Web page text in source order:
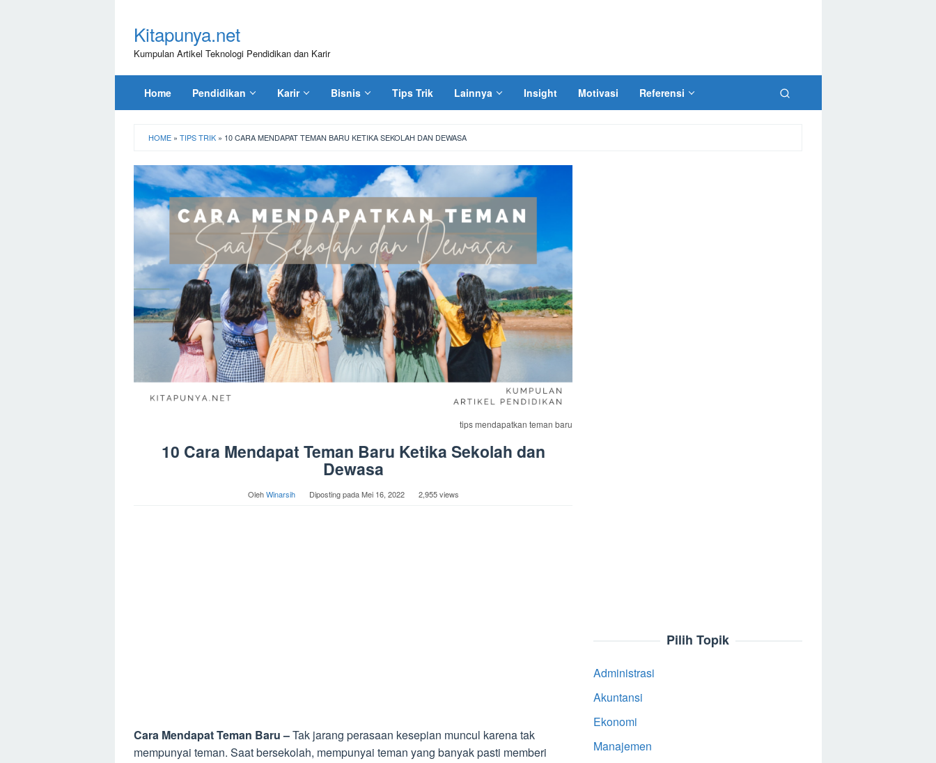
kontenKitapunya.net
Kumpulan Artikel Teknologi Pendidikan dan Karir
Home Pendidikan Karir Bisnis Tips Trik Lainnya Insight Motivasi Referensi
HOME » TIPS TRIK » 10 CARA MENDAPAT TEMAN BARU KETIKA SEKOLAH DAN DEWASA
tips mendapatkan teman baru
10 Cara Mendapat Teman Baru Ketika Sekolah dan
Dewasa
OlehWinarsih Diposting padaMei 16, 2022 2,955 views
Cara Mendapat Teman Baru –Tak jarang perasaan kesepian muncul karena tak
mempunyai teman. Saat bersekolah, mempunyai teman yang banyak pasti memberi
Pilih Topik
Administrasi
Akuntansi
Ekonomi
Manajemen